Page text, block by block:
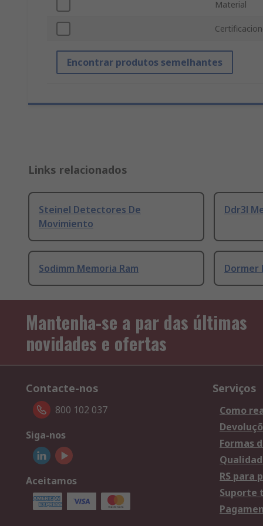
Material
Encontrar produtos semelhantes
Links relacionados
Steinel Detectores De
Movimiento
Ddr3l
Sodimm Memoria Ram Dormer
Mantenha-se a par das últimas
novidades e ofertas
Contacte-nos
800 102 037
Siga-nos
Aceitamos
Serviços
Como
Formas
RS para
Suporte